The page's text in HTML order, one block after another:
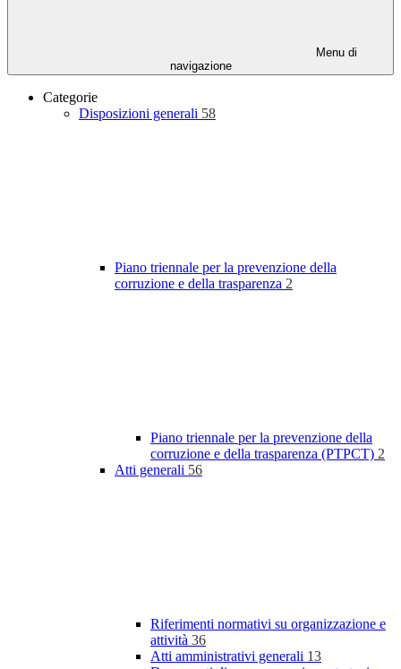
Menu di
navigazione
Categorie
Disposizioni generali 58
Piano triennale per la prevenzione della
corruzione e della trasparenza 2
Piano triennale per la prevenzione della
corruzione e della trasparenza (PTPCT) 2
Atti generali 56
Riferimenti normativi su organizzazione e
attività 36
Atti amministrativi generali 13